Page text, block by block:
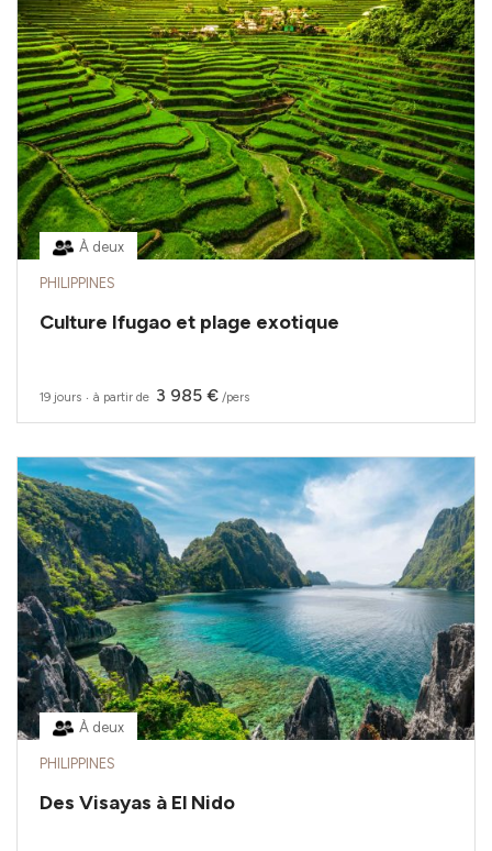
À deux
PHILIPPINES
Culture Ifugao et plage exotique
19 jours ‧ à partir de 3 985 € /pers
À deux
PHILIPPINES
Des Visayas à El Nido